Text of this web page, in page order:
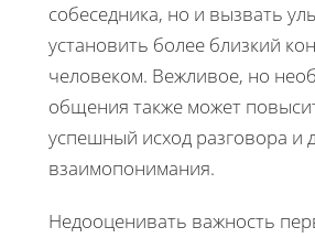
собеседника, но и вызвать
установить более близкий
человеком. Вежливое, но
общения также может
успешный исход разговора и
взаимопонимания.
Недооценивать важность